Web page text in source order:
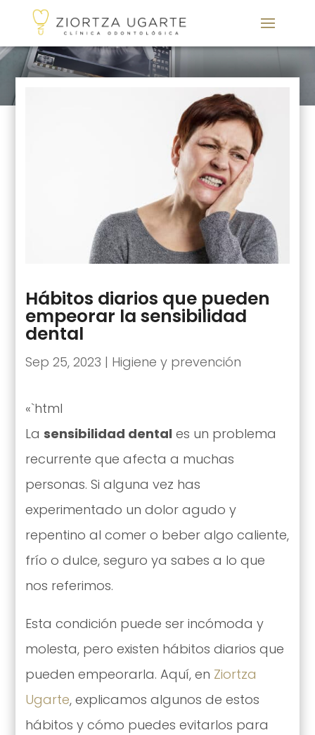
Hábitos diarios que pueden
empeorar la sensibilidad
dental
Sep 25, 2023 | Higiene y prevención
«`html
La sensibilidad dental es un problema
recurrente que afecta a muchas
personas. Si alguna vez has
experimentado un dolor agudo y
repentino al comer o beber algo caliente,
frío o dulce, seguro ya sabes a lo que
nos referimos.
Esta condición puede ser incómoda y
molesta, pero existen hábitos diarios que
pueden empeorarla. Aquí, en Ziortza
Ugarte, explicamos algunos de estos
hábitos y cómo puedes evitarlos para